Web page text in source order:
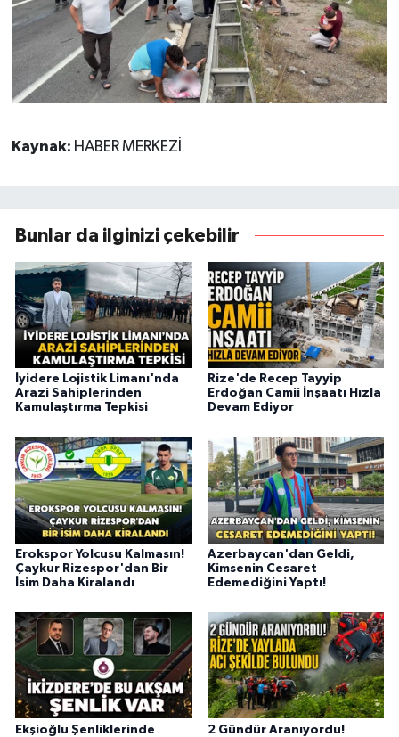
Kaynak: HABER MERKEZİ
Bunlar da ilginizi çekebilir
İyidere Lojistik Limanı'nda
Arazi Sahiplerinden
Kamulaştırma Tepkisi
Rize'de Recep Tayyip
Erdoğan Camii İnşaatı Hızla
Devam Ediyor
Erokspor Yolcusu Kalmasın!
Çaykur Rizespor'dan Bir
İsim Daha Kiralandı
Azerbaycan'dan Geldi,
Kimsenin Cesaret
Edemediğini Yaptı!
Ekşioğlu Şenliklerinde 2 Gündür Aranıyordu!